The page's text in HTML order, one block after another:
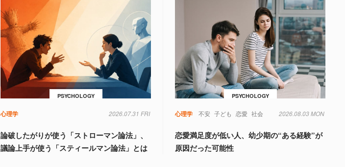
PSYCHOLOGY
心理学 2026.07.31 FRI
論破したがりが使う「ストローマン論法」、
議論上手が使う「スティールマン論法」とは
PSYCHOLOGY
心理学 不安 子ども 恋愛 社会 2026.08.03 MON
恋愛満足度が低い人、幼少期の“ある経験”が
原因だった可能性